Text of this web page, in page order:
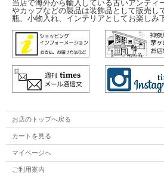
当店で海外から輸入している古いアンティ
やカップなどの製品は装飾品として販売し
瓶、小物入れ、インテリアとしてお楽しみ
お店のトップへ戻る
カートを見る
マイページへ
ご利用案内